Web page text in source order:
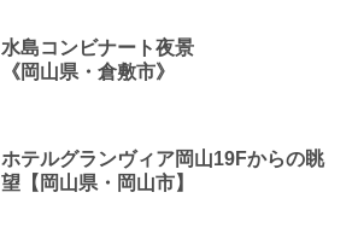
水島コンビナート夜景
《岡山県・倉敷市》
ホテルグランヴィア岡山19Fからの眺
望【岡山県・岡山市】